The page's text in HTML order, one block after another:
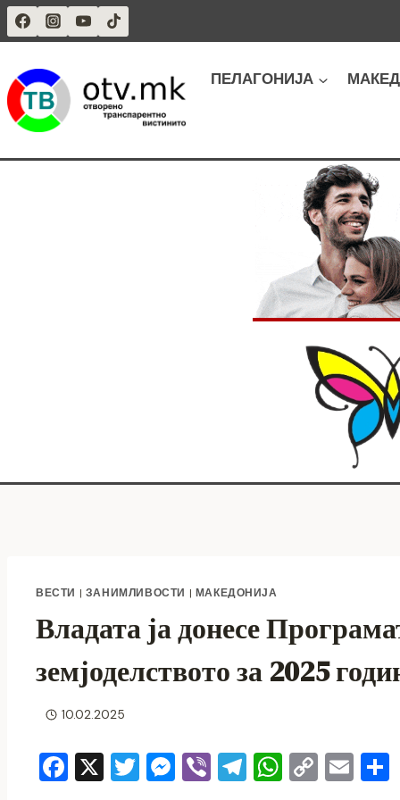
Skip
to
ПЕЛАГОНИЈА
ВЕСТИ | ЗАНИМЛИВОСТИ | МАКЕДОНИЈА
Владата ја донесе
земјоделството за 2025
10.02.2025
F X T M Vi T W C E